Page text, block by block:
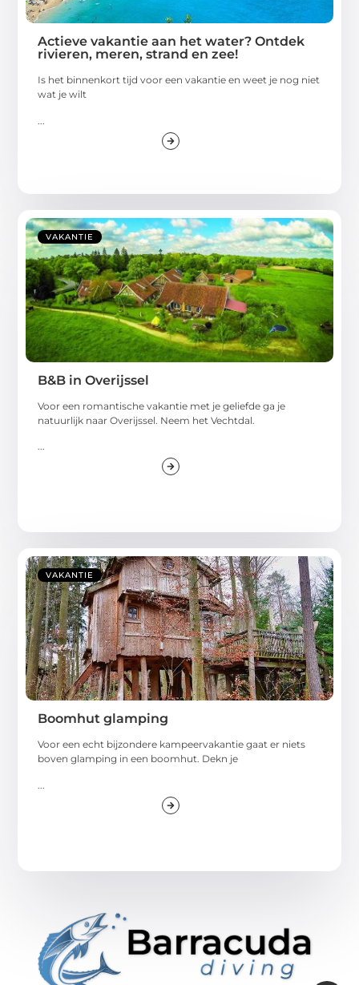
Actieve vakantie aan het water? Ontdek
rivieren, meren, strand en zee!
Is het binnenkort tijd voor een vakantie en weet je nog niet
wat je wilt
VAKANTIE
B&B in Overijssel
Voor een romantische vakantie met je geliefde ga je
natuurlijk naar Overijssel. Neem het Vechtdal.
...
VAKANTIE
Boomhut glamping
Voor een echt bijzondere kampeervakantie gaat er niets
boven glamping in een boomhut. Dekn je